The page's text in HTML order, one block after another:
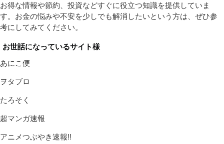
お得な情報や節約、投資などすぐに役立つ知識を提供していま
す。お金の悩みや不安を少しでも解消したいという方は、ぜひ参
考にしてみてください。
お世話になっているサイト様
あにこ便
ヲタブロ
たろそく
超マンガ速報
アニメつぶやき速報!!